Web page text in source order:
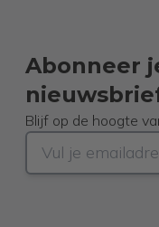
Abonneer
Blijf op de hoogte